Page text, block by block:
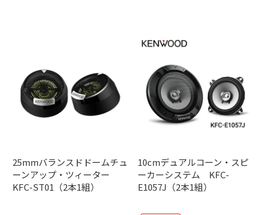
25mmバランスドドームチュ
ーンアップ・ツィーター
KFC-ST01（2本1組）
10cmデュアルコーン・スピ
ーカーシステム KFC-
E1057J（2本1組）